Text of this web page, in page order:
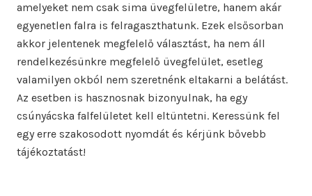
amelyeket nem csak sima üvegfelületre, hanem akár
egyenetlen falra is felragaszthatunk. Ezek elsősorban
akkor jelentenek megfelelő választást, ha nem áll
rendelkezésünkre megfelelő üvegfelület, esetleg
valamilyen okból nem szeretnénk eltakarni a belátást.
Az esetben is hasznosnak bizonyulnak, ha egy
csúnyácska falfelületet kell eltüntetni. Keressünk fel
egy erre szakosodott nyomdát és kérjünk bővebb
tájékoztatást!